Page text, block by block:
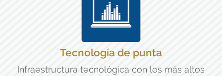
Tecnología de punta
Infraestructura tecnológica con los más altos